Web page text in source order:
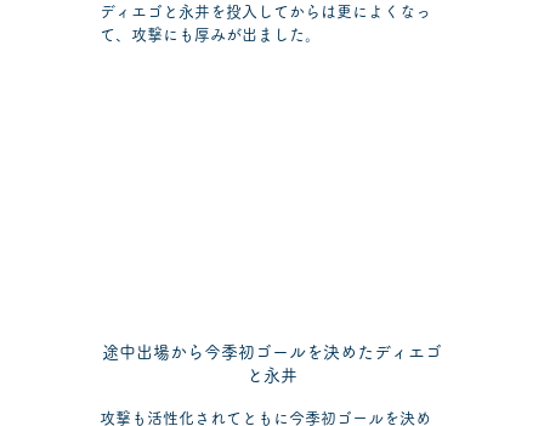
ディエゴと永井を投入してからは更によくなっ
て、攻撃にも厚みが出ました。
途中出場から今季初ゴールを決めたディエゴ
と永井
攻撃も活性化されてともに今季初ゴールを決め